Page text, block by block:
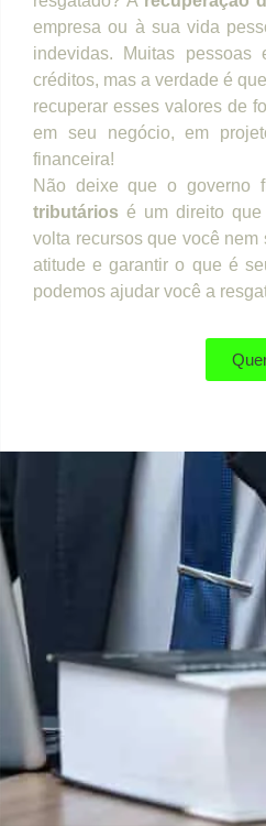
empresa ou à sua vida
indevidas. Muitas
créditos, mas a verdade é
recuperar esses valores de
em seu negócio, em
financeira!
Não deixe que o governo
tributários é um direito que
volta recursos que você nem
atitude e garantir o que é
podemos ajudar você a